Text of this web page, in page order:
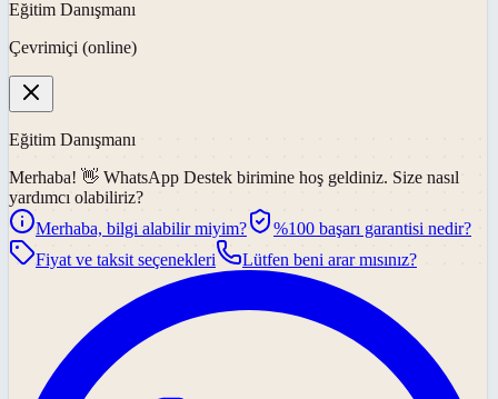
Eğitim Danışmanı
Çevrimiçi (online)
Eğitim Danışmanı
Merhaba! 👋 WhatsApp Destek birimine hoş geldiniz. Size nasıl
yardımcı olabiliriz?
Merhaba, bilgi alabilir miyim?
%100 başarı garantisi nedir?
Fiyat ve taksit seçenekleri
Lütfen beni arar mısınız?